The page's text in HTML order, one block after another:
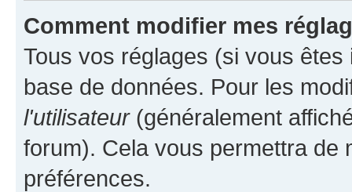
Comment modifier mes
Tous vos réglages (si vous
base de données. Pour les
l'utilisateur(généralement
forum). Cela vous permettra de
préférences.